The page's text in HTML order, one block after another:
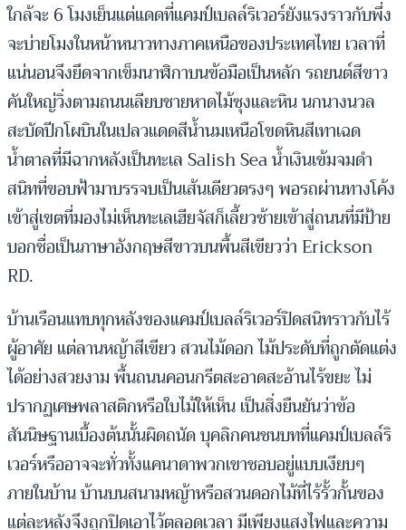
ใกล้จะ 6 โมงเย็นแต่แดดที่แคมป์เบลล์ริเวอร์ยังแรงราวกับพึ่ง
จะบ่ายโมงในหน้าหนาวทางภาคเหนือของประเทศไทย เวลาที่
แน่นอนจึงยึดจากเข็มนาฬิกาบนข้อมือเป็นหลัก รถยนต์สีขาว
คันใหญ่วิ่งตามถนนเลียบชายหาดไม้ซุงและหิน นกนางนวล
สะบัดปีกโผบินในเปลวแดดสีน้ำนมเหนือโขดหินสีเทาเฉด
น้ำตาลที่มีฉากหลังเป็นทะเล Salish Sea น้ำเงินเข้มจมดำ
สนิทที่ขอบฟ้ามาบรรจบเป็นเส้นเดียวตรงๆ พอรถผ่านทางโค้ง
เข้าสู่เขตที่มองไม่เห็นทะเลเฮียจัสก็เลี้ยวซ้ายเข้าสู่ถนนที่มีป้าย
บอกชื่อเป็นภาษาอังกฤษสีขาวบนพื้นสีเขียวว่า Erickson
RD.
บ้านเรือนแทบทุกหลังของแคมป์เบลล์ริเวอร์ปิดสนิทราวกับไร้
ผู้อาศัย แต่ลานหญ้าสีเขียว สวนไม้ดอก ไม้ประดับที่ถูกตัดแต่ง
ได้อย่างสวยงาม พื้นถนนคอนกรีตสะอาดสะอ้านไร้ขยะ ไม่
ปรากฏเศษพลาสติกหรือใบไม้ให้เห็น เป็นสิ่งยืนยันว่าข้อ
สันนิษฐานเบื้องต้นนั้นผิดถนัด บุคลิกคนชนบทที่แคมป์เบลล์ริ
เวอร์หรืออาจจะทั่วทั้งแคนาดาพวกเขาชอบอยู่แบบเงียบๆ
ภายในบ้าน บ้านบนสนามหญ้าหรือสวนดอกไม้ที่ไร้รั้วกั้นของ
แต่ละหลังจึงถูกปิดเอาไว้ตลอดเวลา มีเพียงแสงไฟและความ